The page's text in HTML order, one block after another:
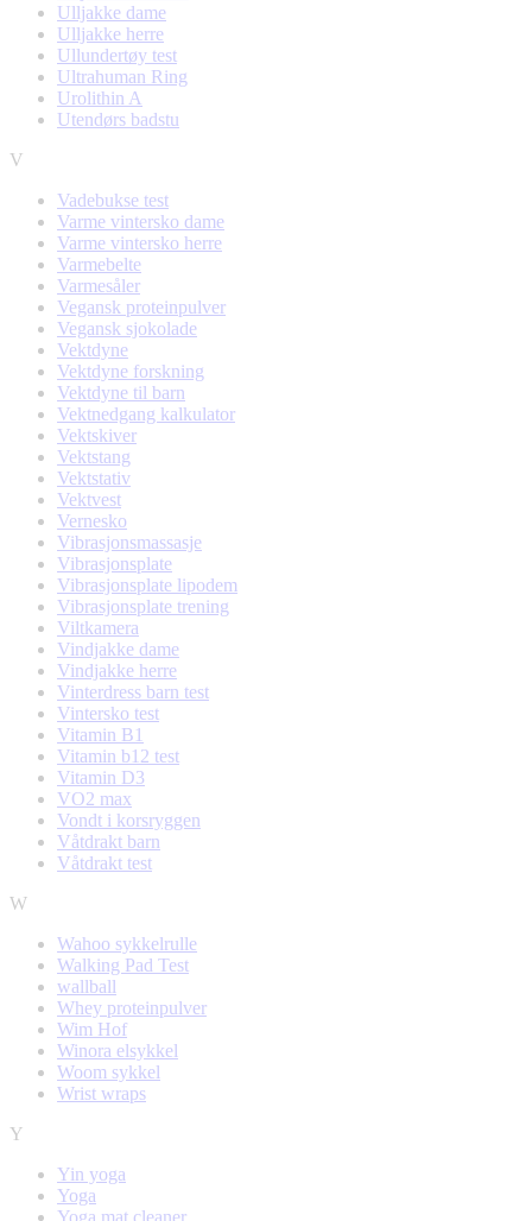
Ulljakke dame
Ulljakke herre
Ullundertøy test
Ultrahuman Ring
Urolithin A
Utendørs badstu
V
Vadebukse test
Varme vintersko dame
Varme vintersko herre
Varmebelte
Varmesåler
Vegansk proteinpulver
Vegansk sjokolade
Vektdyne
Vektdyne forskning
Vektdyne til barn
Vektnedgang kalkulator
Vektskiver
Vektstang
Vektstativ
Vektvest
Vernesko
Vibrasjonsmassasje
Vibrasjonsplate
Vibrasjonsplate lipodem
Vibrasjonsplate trening
Viltkamera
Vindjakke dame
Vindjakke herre
Vinterdress barn test
Vintersko test
Vitamin B1
Vitamin b12 test
Vitamin D3
VO2 max
Vondt i korsryggen
Våtdrakt barn
Våtdrakt test
W
Wahoo sykkelrulle
Walking Pad Test
wallball
Whey proteinpulver
Wim Hof
Winora elsykkel
Woom sykkel
Wrist wraps
Y
Yin yoga
Yoga
Yoga mat cleaner